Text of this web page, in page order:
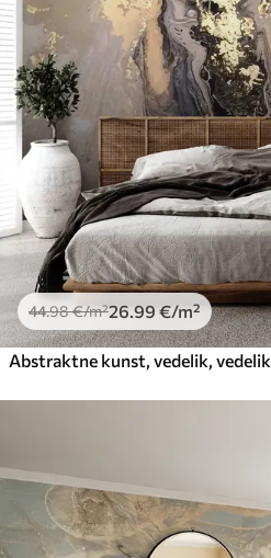
44.98€/m²26.99 €/m²
Abstraktne kunst, vedelik, vedelik